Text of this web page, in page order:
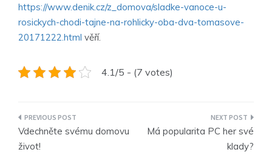
https://www.denik.cz/z_domova/sladke-vanoce-u-
rosickych-chodi-tajne-na-rohlicky-oba-dva-tomasove-
20171222.html věří.
4.1/5 - (7 votes)
Navigace
pro
Vdechněte svému domovu
život!
Má popularita PC her své
klady?